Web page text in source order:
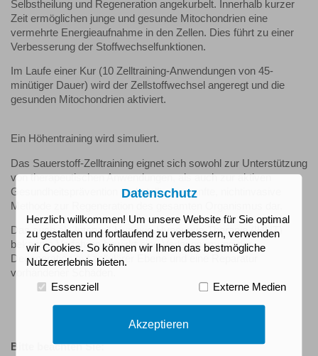
Selbstheilung und Regeneration angekurbelt. Innerhalb kurzer
Zeit ermöglichen junge und gesunde Mitochondrien eine
vermehrte Energieaufnahme in den Zellen. Dies führt zu einer
Verbesserung der Stoffwechselfunktionen.
Im Laufe einer Kur (10 Zelltraining-Anwendungen von 45-
minütiger Dauer) wird der Zellstoffwechsel angeregt und die
gesunden Mitochondrien aktiviert.
Ein Höhentraining wird simuliert.
Das Sauerstoff-Zelltraining eignet sich sowohl zur Unterstützung
von therapeutischen Anwendungen, als auch zur aktiven
Gesundheitsprävention und stellt eine sanfte, nichtinvasive
Methode zur Regeneration des gesamten Organismus dar.
Das auch als Intervall-Hypoxie-Hyperoxie-Therapie (IHHT)
bekannte Verfahren bewirkt eine Verlangsamung der
Degeneration auf zellulärer Ebene und eine Reparatur
vorhandener Schäden.
Bitte beachten Sie:
Datenschutz
Herzlich willkommen! Um unsere Website für Sie optimal
zu gestalten und fortlaufend zu verbessern, verwenden
wir Cookies. So können wir Ihnen das bestmögliche
Nutzererlebnis bieten.
Essenziell Externe Medien
Akzeptieren